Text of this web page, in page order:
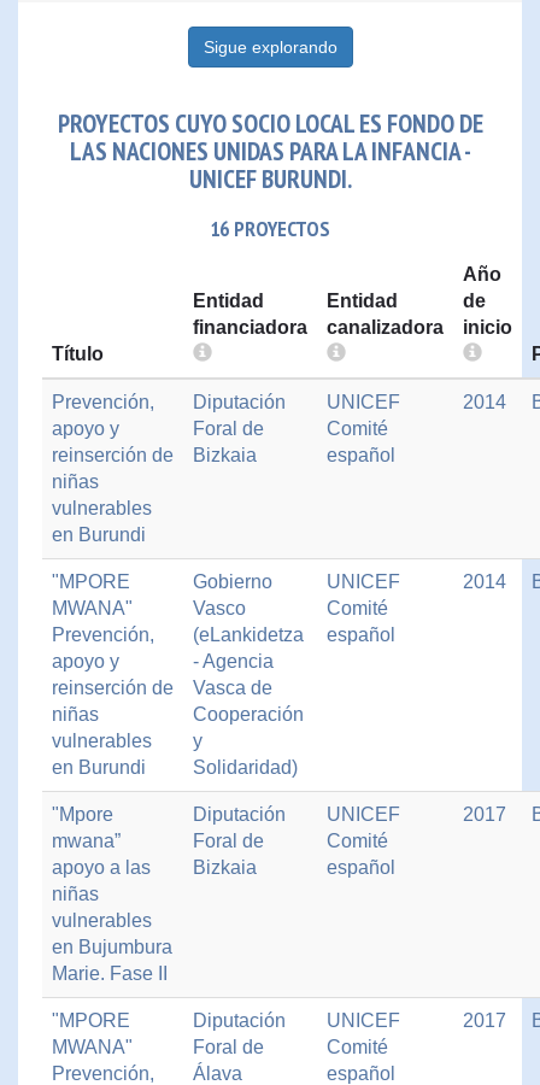
Sigue explorando
PROYECTOS CUYO SOCIO LOCAL ES FONDO DE
LAS NACIONES UNIDAS PARA LA INFANCIA -
UNICEF BURUNDI.
16 PROYECTOS
Título
Entidad
financiadora
Entidad
canalizadora
Año
de
inicio
Prevención,
apoyo y
reinserción de
niñas
vulnerables
en Burundi
Diputación
Foral de
Bizkaia
UNICEF
Comité
español
2014
"MPORE
MWANA"
Prevención,
apoyo y
reinserción de
niñas
vulnerables
en Burundi
Gobierno
Vasco
(eLankidetza
- Agencia
Vasca de
Cooperación
y
Solidaridad)
UNICEF
Comité
español
2014
"Mpore
mwana”
apoyo a las
niñas
vulnerables
en Bujumbura
Marie. Fase II
Diputación
Foral de
Bizkaia
UNICEF
Comité
español
2017
"MPORE
MWANA"
Prevención,
Diputación
Foral de
Álava
UNICEF
Comité
español
2017